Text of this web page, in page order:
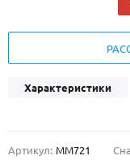
Характеристики
Артикул: ММ721